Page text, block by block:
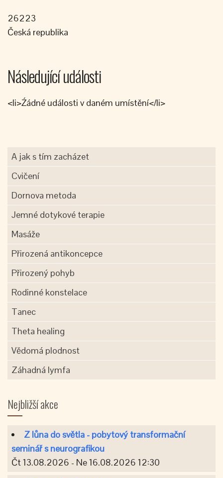
26223
Česká republika
Následující události
<li>Źádné události v daném umístění</li>
A jak s tím zacházet
Cvičení
Dornova metoda
Jemné dotykové terapie
Masáže
Přirozená antikoncepce
Přirozený pohyb
Rodinné konstelace
Tanec
Theta healing
Vědomá plodnost
Záhadná lymfa
Nejbližší akce
Z lůna do světla - pobytový transformační
seminář s neurografikou
Čt 13.08.2026 - Ne 16.08.2026 12:30